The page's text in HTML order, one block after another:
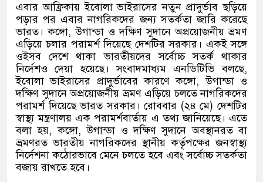
এবার আফ্রিকায় ইবোলা ভাইরাসের নতুন প্রাদুর্ভাব ছড়িয়ে
পড়ার পর এবার নাগরিকদের জন্য সতর্কতা জারি করেছে
ভারত। কঙ্গো,উগান্ডা ও দক্ষিণ সুদানে অপ্রয়োজনীয় ভ্রমণ
এড়িয়ে চলার পরামর্শ দিয়েছে দেশটির সরকার। একই সঙ্গে
ওইসব দেশে থাকা ভারতীয়দের সর্বোচ্চ সতর্ক থাকার
নির্দেশও দেয়া হয়েছে। সংবাদমাধ্যম এনডিটিভি বলছে,
ইবোলা ভাইরাসের প্রাদুর্ভাবের কারণে কঙ্গো,উগান্ডা ও
দক্ষিণ সুদানে অপ্রয়োজনীয় ভ্রমণ এড়িয়ে চলতে নাগরিকদের
পরামর্শ দিয়েছে ভারত সরকার। রোববার (২৪ মে)দেশটির
স্বাস্থ্য মন্ত্রণালয় এক পরামর্শবার্তায় এ তথ্য জানিয়েছে। এতে
বলা হয়,কঙ্গো,উগান্ডা ও দক্ষিণ সুদানে অবস্থানরত বা
ভ্রমণরত ভারতীয় নাগরিকদের স্থানীয় কর্তৃপক্ষের জনস্বাস্থ্য
নির্দেশনা কঠোরভাবে মেনে চলতে হবে এবং সর্বোচ্চ সতর্কতা
বজায় রাখতে হবে।